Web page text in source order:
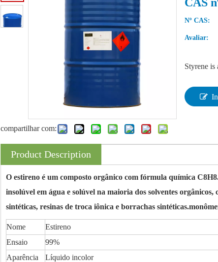
compartilhar com:
Nº CAS:
Avaliar:
Styrene
Product Description
O estireno é um composto orgânico com fórmula química
insolúvel em água e solúvel na maioria dos solventes
sintéticas, resinas de troca iônica e borrachas
Nome
Estireno
Ensaio
99%
Aparência
Líquido incolor